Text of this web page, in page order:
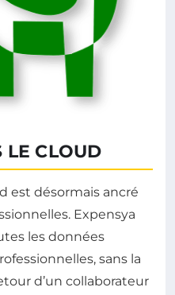
LE CLOUD
est désormais ancré
Expensya
les données
sans la
d’un collaborateur